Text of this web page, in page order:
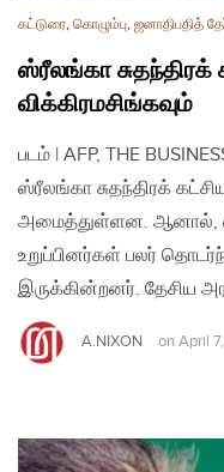
கட்டுரை, கொழும்பு, ஜனாதிபதித்
ஸ்ரீலங்கா சுதந்திரக்
விக்கிரமசிங்கவும்
படம் | AFP, THE
ஸ்ரீலங்கா சுதந்திரக்
அமைத்துள்ளன. ஆனால்,
உறுப்பினர்கள் பலர்
இருக்கின்றனர். தேசிய
A.NIXON on April